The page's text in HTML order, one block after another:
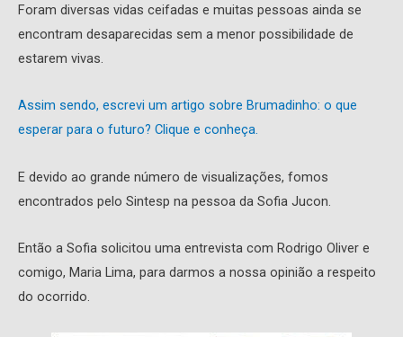
Foram diversas vidas ceifadas e muitas pessoas ainda se
encontram desaparecidas sem a menor possibilidade de
estarem vivas.
Assim sendo, escrevi um artigo sobre Brumadinho: o que
esperar para o futuro? Clique e conheça.
E devido ao grande número de visualizações, fomos
encontrados pelo Sintesp na pessoa da Sofia Jucon.
Então a Sofia solicitou uma entrevista com Rodrigo Oliver e
comigo, Maria Lima, para darmos a nossa opinião a respeito
do ocorrido.